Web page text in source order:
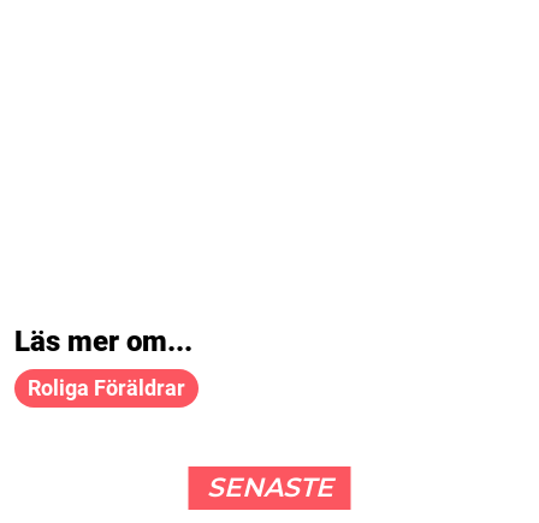
Läs mer om...
Roliga Föräldrar
SENASTE